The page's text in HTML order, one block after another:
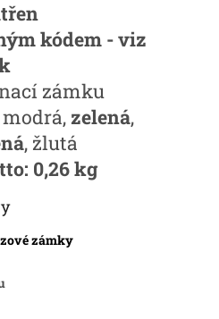
kódem - viz
zámku
modrá, zelená,
, žlutá
0,26 kg
zámky